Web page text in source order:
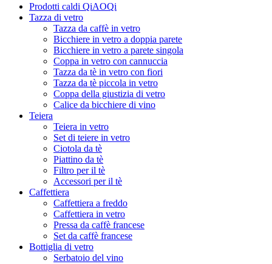
Prodotti caldi QiAOQi
Tazza di vetro
Tazza da caffè in vetro
Bicchiere in vetro a doppia parete
Bicchiere in vetro a parete singola
Coppa in vetro con cannuccia
Tazza da tè in vetro con fiori
Tazza da tè piccola in vetro
Coppa della giustizia di vetro
Calice da bicchiere di vino
Teiera
Teiera in vetro
Set di teiere in vetro
Ciotola da tè
Piattino da tè
Filtro per il tè
Accessori per il tè
Caffettiera
Caffettiera a freddo
Caffettiera in vetro
Pressa da caffè francese
Set da caffè francese
Bottiglia di vetro
Serbatoio del vino